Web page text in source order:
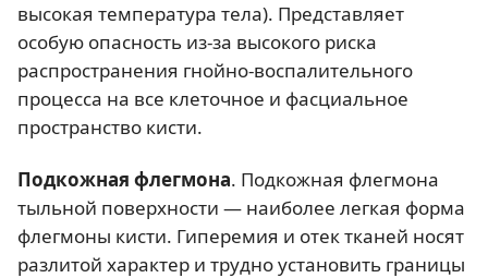
высокая температура тела). Представляет
особую опасность из-за высокого риска
распространения гнойно-воспалительного
процесса на все клеточное и фасциальное
пространство кисти.
Подкожная флегмона. Подкожная флегмона
тыльной поверхности — наиболее легкая форма
флегмоны кисти. Гиперемия и отек тканей носят
разлитой характер и трудно установить границы